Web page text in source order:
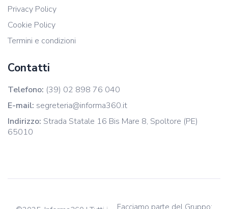
Privacy Policy
Cookie Policy
Termini e condizioni
Contatti
Telefono: (39) 02 898 76 040
E-mail: segreteria@informa360.it
Indirizzo: Strada Statale 16 Bis Mare 8, Spoltore (PE)
65010
Facciamo parte del Gruppo: